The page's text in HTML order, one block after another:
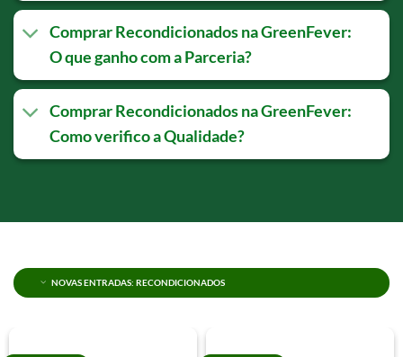
Comprar Recondicionados na GreenFever:
O que ganho com a Parceria?
Comprar Recondicionados na GreenFever:
Como verifico a Qualidade?
NOVAS ENTRADAS: RECONDICIONADOS